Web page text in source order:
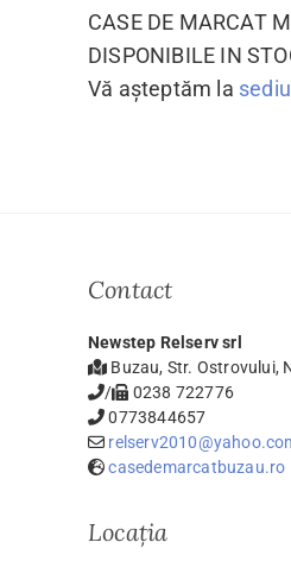
CASE DE MARCAT
DISPONIBILE IN
Vă așteptăm la
Contact
Newstep Relserv srl
Buzau, Str. Ostrovului,
/
0238 722776
0773844657
casedemarcatbuzau.ro
Locația